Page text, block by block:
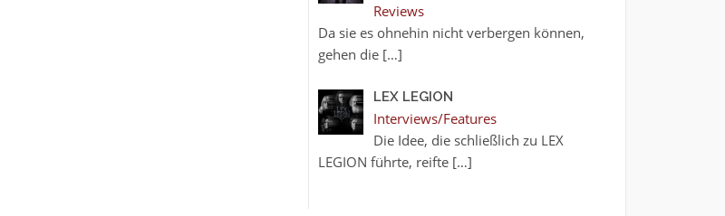
Reviews
Da sie es ohnehin nicht verbergen können,
gehen die […]
LEX LEGION
Interviews/Features
Die Idee, die schließlich zu LEX
LEGION führte, reifte […]